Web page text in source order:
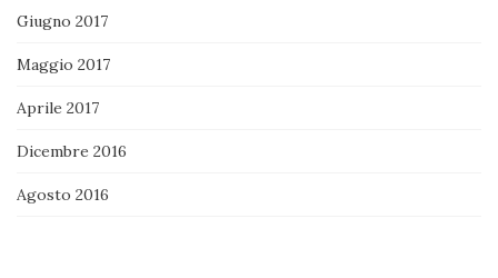
Giugno 2017
Maggio 2017
Aprile 2017
Dicembre 2016
Agosto 2016